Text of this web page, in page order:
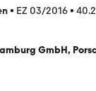
• EZ 03/2016•
GmbH,
Hamburg Nordost